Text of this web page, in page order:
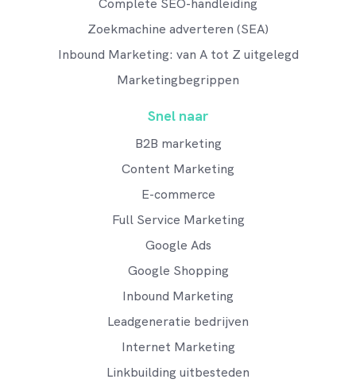
Complete SEO-handleiding
Zoekmachine adverteren (SEA)
Inbound Marketing: van A tot Z uitgelegd
Marketingbegrippen
Snel naar
B2B marketing
Content Marketing
E-commerce
Full Service Marketing
Google Ads
Google Shopping
Inbound Marketing
Leadgeneratie bedrijven
Internet Marketing
Linkbuilding uitbesteden